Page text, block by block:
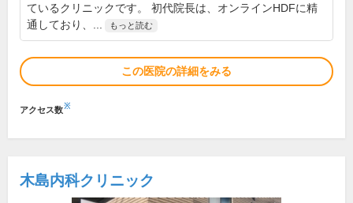
ているクリニックです。 初代院長は、オンラインHDFに精
通しており、...
もっと読む
この医院の詳細をみる
アクセス数※
木島内科クリニック